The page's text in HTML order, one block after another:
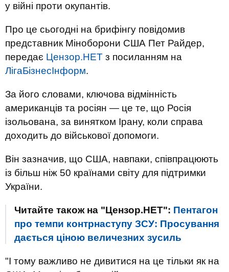
у війні проти окупантів.
Про це сьогодні на брифінгу повідомив
представник Міноборони США Пет Райдер,
передає Цензор.НЕТ з посиланням на
ЛігаБізнесІнформ.
За його словами, ключова відмінність
американців та росіян — це те, що Росія
ізольована, за винятком Ірану, коли справа
доходить до військової допомоги.
Він зазначив, що США, навпаки, співпрацюють
із більш ніж 50 країнами світу для підтримки
України.
Читайте також на "Цензор.НЕТ": Пентагон
про темпи контрнаступу ЗСУ: Просування
дається ціною величезних зусиль
"І тому важливо не дивитися на це тільки як на